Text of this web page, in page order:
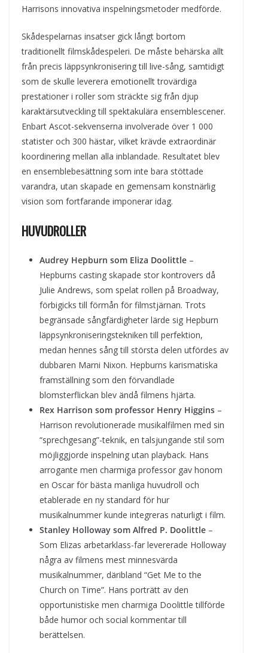
Harrisons innovativa inspelningsmetoder medförde.
Skådespelarnas insatser gick långt bortom
traditionellt filmskådespeleri. De måste behärska allt
från precis läppsynkronisering till live-sång, samtidigt
som de skulle leverera emotionellt trovärdiga
prestationer i roller som sträckte sig från djup
karaktärsutveckling till spektakulära ensemblescener.
Enbart Ascot-sekvenserna involverade över 1 000
statister och 300 hästar, vilket krävde extraordinär
koordinering mellan alla inblandade. Resultatet blev
en ensemblebesättning som inte bara stöttade
varandra, utan skapade en gemensam konstnärlig
vision som fortfarande imponerar idag.
HUVUDROLLER
Audrey Hepburn som Eliza Doolittle –
Hepburns casting skapade stor kontrovers då
Julie Andrews, som spelat rollen på Broadway,
förbigicks till förmån för filmstjärnan. Trots
begränsade sångfärdigheter lärde sig Hepburn
läppsynkroniseringstekniken till perfektion,
medan hennes sång till största delen utfördes av
dubbaren Marni Nixon. Hepburns karismatiska
framställning som den förvandlade
blomsterflickan blev ändå filmens hjärta.
Rex Harrison som professor Henry Higgins –
Harrison revolutionerade musikalfilmen med sin
“sprechgesang”-teknik, en talsjungande stil som
möjliggjorde inspelning utan playback. Hans
arrogante men charmiga professor gav honom
en Oscar för bästa manliga huvudroll och
etablerade en ny standard för hur
musikalnummer kunde integreras naturligt i film.
Stanley Holloway som Alfred P. Doolittle –
Som Elizas arbetarklass-far levererade Holloway
några av filmens mest minnesvärda
musikalnummer, däribland “Get Me to the
Church on Time”. Hans porträtt av den
opportunistiske men charmiga Doolittle tillförde
både humor och social kommentar till
berättelsen.